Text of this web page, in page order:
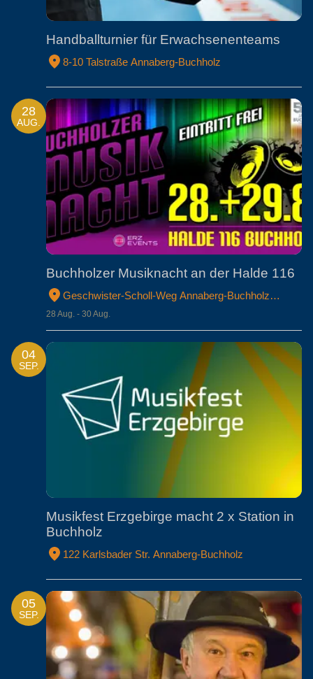
Handballturnier für Erwachsenenteams
8-10 Talstraße Annaberg-Buchholz
28
AUG.
Buchholzer Musiknacht an der Halde 116
Geschwister-Scholl-Weg Annaberg-Buchholz
28 Aug. - 30 Aug.
04
SEP.
Musikfest Erzgebirge macht 2 x Station in
Buchholz
122 Karlsbader Str. Annaberg-Buchholz
05
SEP.